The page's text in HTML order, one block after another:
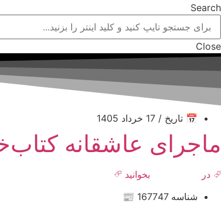
Search
Close
📅 تاریخ / 17 خرداد 1405
ماجرای عاشقانه
⮰ در
بخوانید ⮶
شناسه 167747 📰